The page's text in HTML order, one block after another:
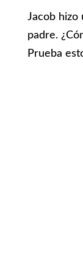
Jacob hizo
padre.
Prueba